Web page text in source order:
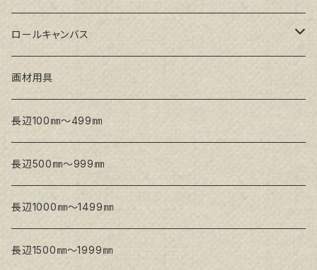
トークロ イエロー(中目)
トークロ 赤SP(中目)
Snow White SPC(中目)
シナパネル
GAERA F(中細目)
GAERA BA(中荒目)
Snow White SPC(中目)
Snow White SLA(中目)
ロールキャンバス
GAERA F(中細目) / BA(中荒目)
Snow White SLA(中目)
Snow White SLH(中太目)
Snow White SPC(中目)
トークロ イエロー
画材用具
長辺100㎜～499㎜
長辺500㎜～999㎜
長辺1000㎜～1499㎜
長辺1500㎜～1999㎜